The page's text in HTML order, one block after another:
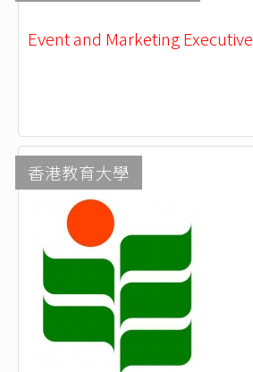
Event and Marketing Executive
香港教育大學